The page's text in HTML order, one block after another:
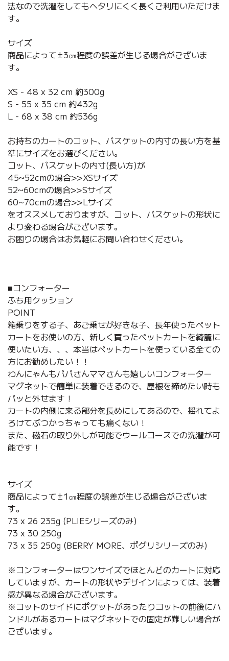
法なので洗濯をしてもヘタリにくく長くご利用いただけま
す。
サイズ
商品によって±3㎝程度の誤差が生じる場合がございま
す。
XS - 48 x 32 cm 約300g
S - 55 x 35 cm 約432g
L - 68 x 38 cm 約536g
お持ちのカートのコット、バスケットの内寸の長い方を基
準にサイズをお選びください。
コット、バスケットの内寸(長い方)が
45~52cmの場合>>XSサイズ
52~60cmの場合>>Sサイズ
60~70cmの場合>>Lサイズ
をオススメしておりますが、コット、バスケットの形状に
より変わる場合がございます。
お困りの場合はお気軽にお問い合わせください。
■コンフォーター
ふち用クッション
POINT
箱乗りをする子、あご乗せが好きな子、長年使ったペット
カートをお使いの方、新しく買ったペットカートを綺麗に
使いたい方、、、本当はペットカートを使っている全ての
方にお勧めしたい！！
わんにゃんもパパさんママさんも嬉しいコンフォーター
マグネットで簡単に装着できるので、屋根を締めたい時も
パッと外せます！
カートの内側に来る部分を長めにしてあるので、揺れてよ
ろけてぶつかっちゃっても痛くない！
また、磁石の取り外しが可能でウールコースでの洗濯が可
能です！
サイズ
商品によって±1㎝程度の誤差が生じる場合がございま
す。
73 x 26 235g (PLIEシリーズのみ)
73 x 30 250g
73 x 35 250g (BERRY MORE、ポグリシリーズのみ)
※コンフォーターはワンサイズでほとんどのカートに対応
していますが、カートの形状やデザインによっては、装着
感が異なる場合がございます。
※コットのサイドにポケットがあったりコットの前後にハ
ンドルがあるカートはマグネットでの固定が難しい場合が
ございます。